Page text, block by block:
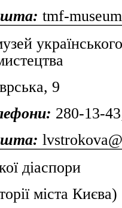
tmf-
280-13-
діаспори
міста